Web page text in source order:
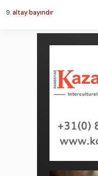
9.altay bayındır